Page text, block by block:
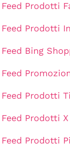
Feed Prodotti
Feed Prodotti
Feed Bing
Feed
Feed Prodotti
Feed Prodotti X
Feed Prodotti